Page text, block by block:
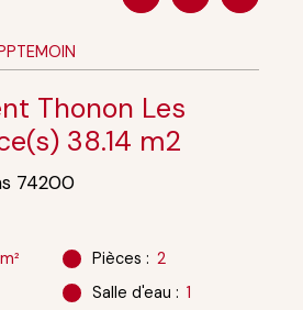
Thonon Les
38.14 m2
74200
m² Pièces : 2
Salle d'eau : 1